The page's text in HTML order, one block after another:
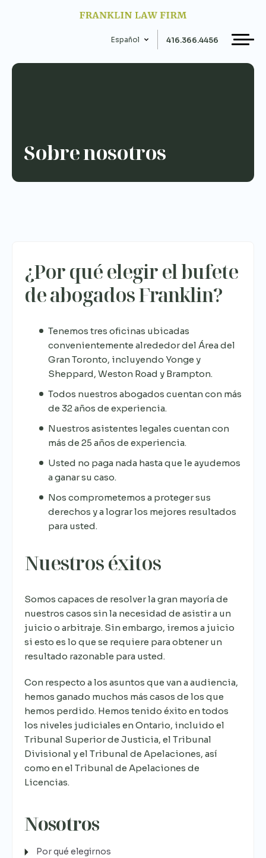
Español 416.366.4456
Sobre nosotros
¿Por qué elegir el bufete
de abogados Franklin?
Tenemos tres oficinas ubicadas
convenientemente alrededor del Área del
Gran Toronto, incluyendo Yonge y
Sheppard, Weston Road y Brampton.
Todos nuestros abogados cuentan con más
de 32 años de experiencia.
Nuestros asistentes legales cuentan con
más de 25 años de experiencia.
Usted no paga nada hasta que le ayudemos
a ganar su caso.
Nos comprometemos a proteger sus
derechos y a lograr los mejores resultados
para usted.
Nuestros éxitos
Somos capaces de resolver la gran mayoría de
nuestros casos sin la necesidad de asistir a un
juicio o arbitraje. Sin embargo, iremos a juicio
si esto es lo que se requiere para obtener un
resultado razonable para usted.
Con respecto a los asuntos que van a audiencia,
hemos ganado muchos más casos de los que
hemos perdido. Hemos tenido éxito en todos
los niveles judiciales en Ontario, incluido el
Tribunal Superior de Justicia, el Tribunal
Divisional y el Tribunal de Apelaciones, así
como en el Tribunal de Apelaciones de
Licencias.
Nosotros
Por qué elegirnos